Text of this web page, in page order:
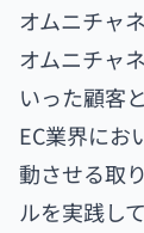
オムニチャ
オムニチャ
いった顧客
EC業界にお
動させる取
ルを実践し